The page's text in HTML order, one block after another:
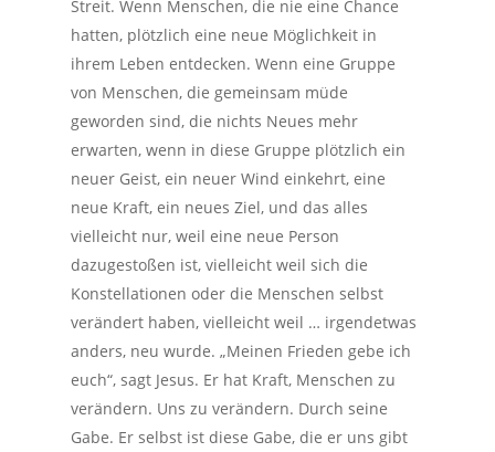
Streit. Wenn Menschen, die nie eine Chance
hatten, plötzlich eine neue Möglichkeit in
ihrem Leben entdecken. Wenn eine Gruppe
von Menschen, die gemeinsam müde
geworden sind, die nichts Neues mehr
erwarten, wenn in diese Gruppe plötzlich ein
neuer Geist, ein neuer Wind einkehrt, eine
neue Kraft, ein neues Ziel, und das alles
vielleicht nur, weil eine neue Person
dazugestoßen ist, vielleicht weil sich die
Konstellationen oder die Menschen selbst
verändert haben, vielleicht weil … irgendetwas
anders, neu wurde. „Meinen Frieden gebe ich
euch“, sagt Jesus. Er hat Kraft, Menschen zu
verändern. Uns zu verändern. Durch seine
Gabe. Er selbst ist diese Gabe, die er uns gibt